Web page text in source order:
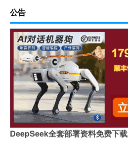
公告
DeepSeek全套部署资料免费下载